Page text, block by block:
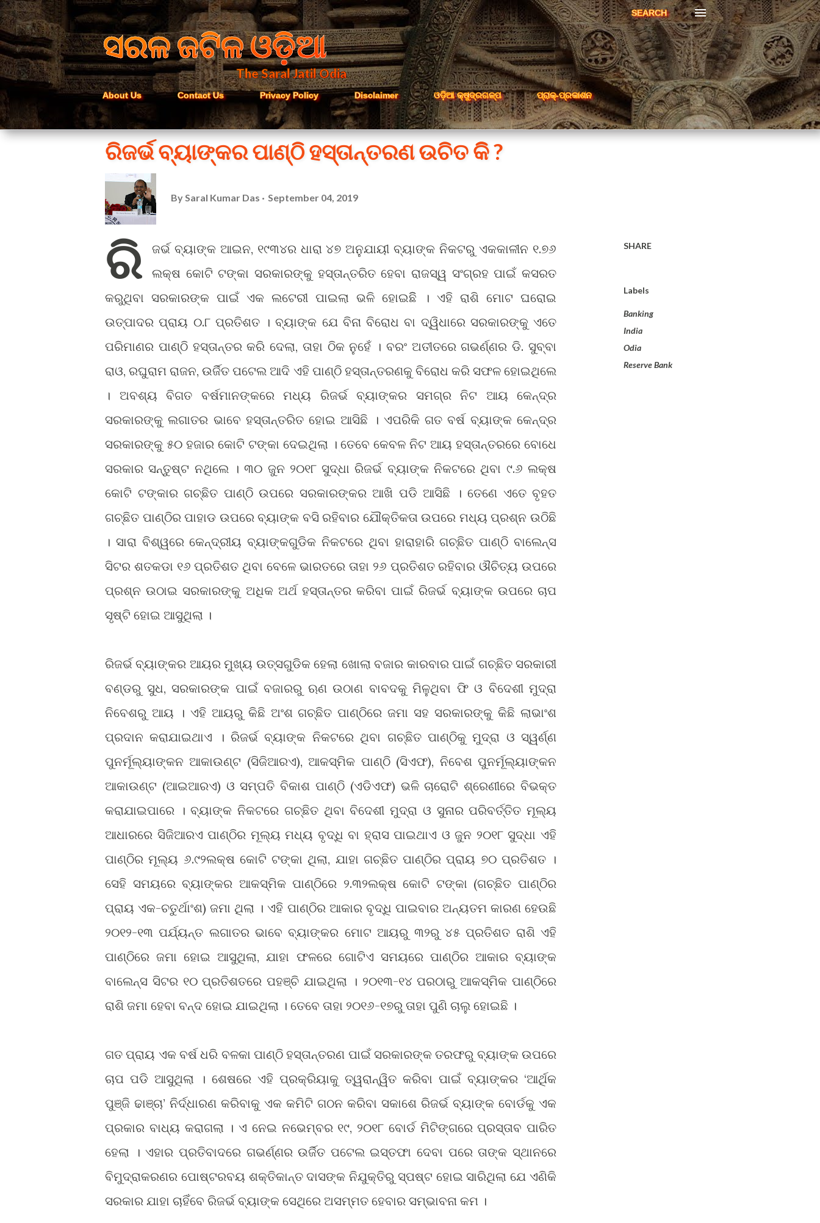
Skip to main content
ସରଳ ଜଟିଳ ଓଡ଼ିଆ
The Saral Jatil Odia
SEARCH
About Us Contact Us Privacy Policy Disclaimer ଓଡ଼ିଆ କ୍ଷୁଦ୍ରଗଳ୍ପ ପ୍ରାକ୍-ପ୍ରକାଶନ
ରିଜର୍ଭ ବ୍ୟାଙ୍କର ପାଣ୍ଠି ହସ୍ତାନ୍ତରଣ ଉଚିତ କିି ?
By Saral Kumar Das September 04, 2019
ରି
ଜର୍ଭ ବ୍ୟାଙ୍କ ଆଇନ, ୧୯୩୪ର ଧାରା ୪୭ ଅନୁଯାୟୀ ବ୍ୟାଙ୍କ ନିକଟରୁ ଏକକାଳୀନ ୧.୭୬
ଲକ୍ଷ କୋଟି ଟଙ୍କା ସରକାରଙ୍କୁ ହସ୍ତାନ୍ତରିତ ହେବା ରାଜସ୍ୱ ସଂଗ୍ରହ ପାଇଁ କସରତ
କରୁଥିବା ସରକାରଙ୍କ ପାଇଁ ଏକ ଲଟେରୀ ପାଇଲା ଭଳି ହୋଇଛିି । ଏହି ରାଶି ମୋଟ ଘରୋଇ
ଉତ୍ପାଦର ପ୍ରାୟ ୦.୮ ପ୍ରତିଶତ । ବ୍ୟାଙ୍କ ଯେ ବିନା ବିରୋଧ ବା ଦ୍ୱିଧାରେ ସରକାରଙ୍କୁ ଏତେ
ପରିମାଣର ପାଣ୍ଠି ହସ୍ତାନ୍ତର କରି ଦେଲା, ତାହା ଠିକ ନୁହେଁ । ବରଂ ଅତୀତରେ ଗଭର୍ଣ୍ଣର ଡି. ସୁବ୍ବା
ରାଓ, ରଘୁରାମ ରାଜନ, ଉର୍ଜିତ ପଟେଲ ଆଦି ଏହି ପାଣ୍ଠି ହସ୍ତାନ୍ତରଣକୁ ବିରୋଧ କରି ସଫଳ ହୋଇଥିଲେ
। ଅବଶ୍ୟ ବିଗତ ବର୍ଷମାନଙ୍କରେ ମଧ୍ୟ ରିଜର୍ଭ ବ୍ୟାଙ୍କର ସମଗ୍ର ନିଟ ଆୟ କେନ୍ଦ୍ର
ସରକାରଙ୍କୁ ଲଗାତର ଭାବେ ହସ୍ତାନ୍ତରିତ ହୋଇ ଆସିଛି । ଏପରିକି ଗତ ବର୍ଷ ବ୍ୟାଙ୍କ କେନ୍ଦ୍ର
ସରକାରଙ୍କୁ ୫୦ ହଜାର କୋଟି ଟଙ୍କା ଦେଇଥିଲା । ତେବେ କେବଳ ନିଟ ଆୟ ହସ୍ତାନ୍ତରରେ ବୋଧେ
ସରକାର ସନ୍ତୁଷ୍ଟ ନଥିଲେ । ୩୦ ଜୁନ ୨୦୧୮ ସୁଦ୍ଧା ରିଜର୍ଭ ବ୍ୟାଙ୍କ ନିକଟରେ ଥିବା ୯.୬ ଲକ୍ଷ
କୋଟି ଟଙ୍କାର ଗଚ୍ଛିତ ପାଣ୍ଠି ଉପରେ ସରକାରଙ୍କର ଆଖି ପଡି ଆସିଛି । ତେଣେ ଏତେ ବୃହତ
ଗଚ୍ଛିତ ପାଣ୍ଠିର ପାହାଡ ଉପରେ ବ୍ୟାଙ୍କ ବସି ରହିବାର ଯୌକ୍ତିକତା ଉପରେ ମଧ୍ୟ ପ୍ରଶ୍ନ ଉଠିଛି
। ସାରା ବିଶ୍ୱରେ କେନ୍ଦ୍ରୀୟ ବ୍ୟାଙ୍କଗୁଡିକ ନିକଟରେ ଥିବା ହାରାହାରି ଗଚ୍ଛିତ ପାଣ୍ଠି ବାଲେନ୍ସ
ସିଟର ଶତକଡା ୧୬ ପ୍ରତିଶତ ଥିବା ବେଳେ ଭାରତରେ ତାହା ୨୬ ପ୍ରତିଶତ ରହିବାର ଔଚିତ୍ୟ ଉପରେ
ପ୍ରଶ୍ନ ଉଠାଇ ସରକାରଙ୍କୁ ଅଧିକ ଅର୍ଥ ହସ୍ତାନ୍ତର କରିବା ପାଇଁ ରିଜର୍ଭ ବ୍ୟାଙ୍କ ଉପରେ ଚାପ
ସୃଷ୍ଟି ହୋଇ ଆସୁଥିଲା ।
ରିଜର୍ଭ ବ୍ୟାଙ୍କର ଆୟର ମୁଖ୍ୟ ଉତ୍ସଗୁଡିକ ହେଲା ଖୋଲା ବଜାର କାରବାର ପାଇଁ ଗଚ୍ଛିତ ସରକାରୀ
ବଣ୍ଡରୁ ସୁଧ, ସରକାରଙ୍କ ପାଇଁ ବଜାରରୁ ଋଣ ଉଠାଣ ବାବଦକୁ ମିଳୁଥିବା ଫି ଓ ବିଦେଶୀ ମୁଦ୍ରା
ନିବେଶରୁ ଆୟ । ଏହି ଆୟରୁ କିଛି ଅଂଶ ଗଚ୍ଛିତ ପାଣ୍ଠିରେ ଜମା ସହ ସରକାରଙ୍କୁ କିଛି ଲାଭାଂଶ
ପ୍ରଦାନ କରାଯାଇଥାଏ । ରିଜର୍ଭ ବ୍ୟାଙ୍କ ନିକଟରେ ଥିବା ଗଚ୍ଛିତ ପାଣ୍ଠିକୁ ମୁଦ୍ରା ଓ ସ୍ୱର୍ଣ୍ଣ
ପୁନର୍ମୂଲ୍ୟାଙ୍କନ ଆକାଉଣ୍ଟ (ସିଜିଆରଏ), ଆକସ୍ମିକ ପାଣ୍ଠି (ସିଏଫ), ନିବେଶ ପୁନର୍ମୂଲ୍ୟାଙ୍କନ
ଆକାଉଣ୍ଟ (ଆଇଆରଏ) ଓ ସମ୍ପତି ବିକାଶ ପାଣ୍ଠି (ଏଡିଏଫ) ଭଳି ଚାରୋଟି ଶ୍ରେଣୀରେ ବିଭକ୍ତ
କରାଯାଇପାରେ । ବ୍ୟାଙ୍କ ନିକଟରେ ଗଚ୍ଛିତ ଥିବା ବିଦେଶୀ ମୁଦ୍ରା ଓ ସୁନାର ପରିବର୍ତ୍ତିତ ମୂଲ୍ୟ
ଆଧାରରେ ସିଜିଆରଏ ପାଣ୍ଠିର ମୂଲ୍ୟ ମଧ୍ୟ ବୃଦ୍ଧି ବା ହ୍ରାସ ପାଇଥାଏ ଓ ଜୁନ ୨୦୧୮ ସୁଦ୍ଧା ଏହି
ପାଣ୍ଠିର ମୂଲ୍ୟ ୬.୯୨ଲକ୍ଷ କୋଟି ଟଙ୍କା ଥିଲା, ଯାହା ଗଚ୍ଛିତ ପାଣ୍ଠିର ପ୍ରାୟ ୭୦ ପ୍ରତିଶତ ।
ସେହି ସମୟରେ ବ୍ୟାଙ୍କର ଆକସ୍ମିକ ପାଣ୍ଠିରେ ୨.୩୨ଲକ୍ଷ କୋଟି ଟଙ୍କା (ଗଚ୍ଛିତ ପାଣ୍ଠିର
ପ୍ରାୟ ଏକ-ଚତୁର୍ଥାଂଶ) ଜମା ଥିଲା । ଏହି ପାଣ୍ଠିର ଆକାର ବୃଦ୍ଧି ପାଇବାର ଅନ୍ୟତମ କାରଣ ହେଉଛି
୨୦୧୨-୧୩ ପର୍ଯ୍ୟନ୍ତ ଲଗାତର ଭାବେ ବ୍ୟାଙ୍କର ମୋଟ ଆୟରୁ ୩୨ରୁ ୪୫ ପ୍ରତିଶତ ରାଶି ଏହି
ପାଣ୍ଠିରେ ଜମା ହୋଇ ଆସୁଥିଲା, ଯାହା ଫଳରେ ଗୋଟିଏ ସମୟରେ ପାଣ୍ଠିର ଆକାର ବ୍ୟାଙ୍କ
ବାଲେନ୍ସ ସିଟର ୧୦ ପ୍ରତିଶତରେ ପହଞ୍ଚି ଯାଇଥିଲା । ୨୦୧୩-୧୪ ପରଠାରୁ ଆକସ୍ମିକ ପାଣ୍ଠିରେ
ରାଶି ଜମା ହେବା ବନ୍ଦ ହୋଇ ଯାଇଥିଲା । ତେବେ ତାହା ୨୦୧୬-୧୭ରୁ ତାହା ପୁଣି ଚାଲୁ ହୋଇଛି ।
ଗତ ପ୍ରାୟ ଏକ ବର୍ଷ ଧରି ବଳକା ପାଣ୍ଠି ହସ୍ତାନ୍ତରଣ ପାଇଁ ସରକାରଙ୍କ ତରଫରୁ ବ୍ୟାଙ୍କ ଉପରେ
ଚାପ ପଡି ଆସୁଥିଲା । ଶେଷରେ ଏହି ପ୍ରକ୍ରିୟାକୁ ତ୍ୱରାନ୍ୱିତ କରିବା ପାଇଁ ବ୍ୟାଙ୍କର ‘ଆର୍ଥିକ
ପୁଞ୍ଜି ଢାଞ୍ଚା’ ନିର୍ଦ୍ଧାରଣ କରିବାକୁ ଏକ କମିଟି ଗଠନ କରିବା ସକାଶେ ରିଜର୍ଭ ବ୍ୟାଙ୍କ ବୋର୍ଡକୁ ଏକ
ପ୍ରକାର ବାଧ୍ୟ କରାଗଲା । ଏ ନେଇ ନଭେମ୍ବର ୧୯, ୨୦୧୮ ବୋର୍ଡ ମିଟିଙ୍ଗରେ ପ୍ରସ୍ତାବ ପାରିତ
ହେଲା । ଏହାର ପ୍ରତିବାଦରେ ଗଭର୍ଣ୍ଣର ଉର୍ଜିତ ପଟେଲ ଇସ୍ତଫା ଦେବା ପରେ ତାଙ୍କ ସ୍ଥାନରେ
ବିମୁଦ୍ରାକରଣର ପୋଷ୍ଟରବୟ ଶକ୍ତିକାନ୍ତ ଦାସଙ୍କ ନିଯୁକ୍ତିରୁ ସ୍ପଷ୍ଟ ହୋଇ ସାରିଥିଲା ଯେ ଏଣିକି
ସରକାର ଯାହା ଚାହିଁବେ ରିଜର୍ଭ ବ୍ୟାଙ୍କ ସେଥିରେ ଅସମ୍ମତ ହେବାର ସମ୍ଭାବନା କମ ।
SHARE
Labels
Banking
India
Odia
Reserve Bank